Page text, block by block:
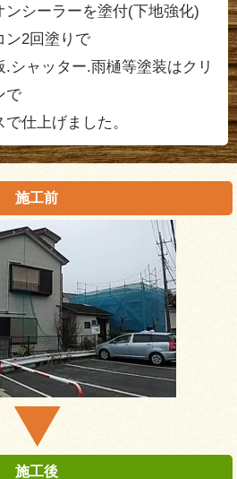
ンシーラーを塗付(下地強化)
ン2回塗りで
ャッター.雨樋等塗装はクリ
で
仕上げました。